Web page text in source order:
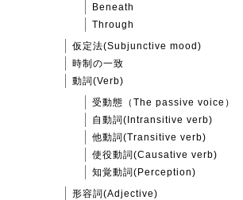
Beneath
Through
仮定法(Subjunctive mood)
時制の一致
動詞(Verb)
受動態（The passive voice）
自動詞(Intransitive verb)
他動詞(Transitive verb)
使役動詞(Causative verb)
知覚動詞(Perception)
形容詞(Adjective)